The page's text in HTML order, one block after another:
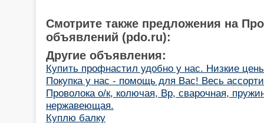
Смотрите также предложения на
объявлений (pdo.ru):
Другие объявления:
Купить профнастил удобно у нас. Низкие
Покупка у нас - помощь для Вас! Весь
Проволока о/к, колючая, Вр, сварочная,
нержавеющая.
Куплю балку